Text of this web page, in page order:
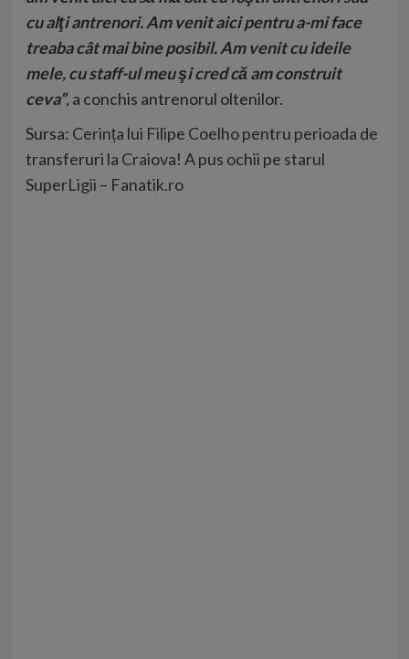
cu alţi antrenori. Am venit aici pentru a-mi face
treaba cât mai bine posibil. Am venit cu ideile
mele, cu staff-ul meu şi cred că am construit
ceva”, a conchis antrenorul oltenilor.
Sursa: Cerința lui Filipe Coelho pentru perioada de
transferuri la Craiova! A pus ochii pe starul
SuperLigii – Fanatik.ro